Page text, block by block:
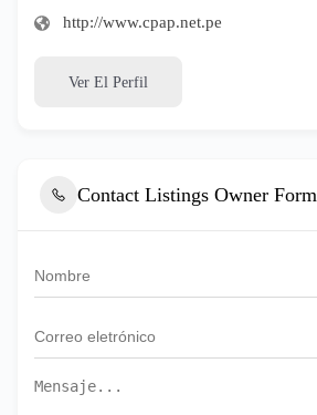
http://www.cpap.net.pe
Ver El Perfil
Contact Listings Owner Form